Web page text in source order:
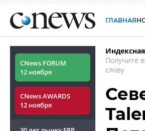
ГЛАВНАЯ
CNews FORUM
12 ноября
CNews AWARDS
12 ноября
Получите
слову